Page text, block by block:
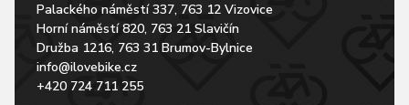
Palackého náměstí 337, 763 12 Vizovice
Horní náměstí 820, 763 21 Slavičín
Družba 1216, 763 31 Brumov-Bylnice
info@ilovebike.cz
+420 724 711 255